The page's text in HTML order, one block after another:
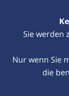
Sie werden
Nur wenn Sie
die